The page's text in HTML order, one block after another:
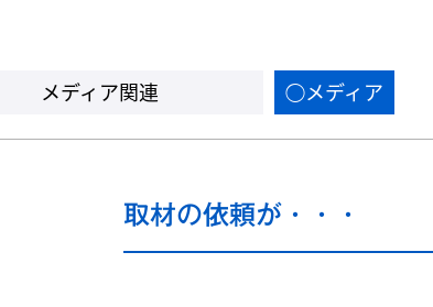
メディア関連 メディア
取材の依頼が・・・